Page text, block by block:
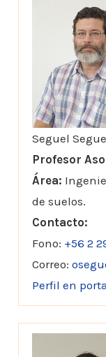
Seguel
Profesor
Área:
de suelos.
Contacto:
Fono: +56 2
Correo:
Perfil en